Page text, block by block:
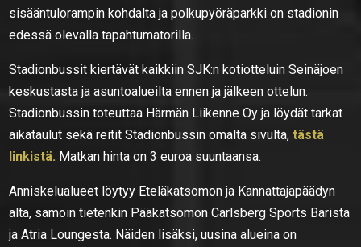
sisääntulorampin kohdalta ja polkupyöräparkki on stadionin
edessä olevalla tapahtumatorilla.
Stadionbussit kiertävät kaikkiin SJK:n kotiotteluin Seinäjoen
keskustasta ja asuntoalueilta ennen ja jälkeen ottelun.
Stadionbussin toteuttaa Härmän Liikenne Oy ja löydät tarkat
aikataulut sekä reitit Stadionbussin omalta sivulta,tästä
linkistä. Matkan hinta on 3 euroa suuntaansa.
Anniskelualueet löytyy Eteläkatsomon ja Kannattajapäädyn
alta, samoin tietenkin Pääkatsomon Carlsberg Sports Barista
ja Atria Loungesta. Näiden lisäksi, uusina alueina on